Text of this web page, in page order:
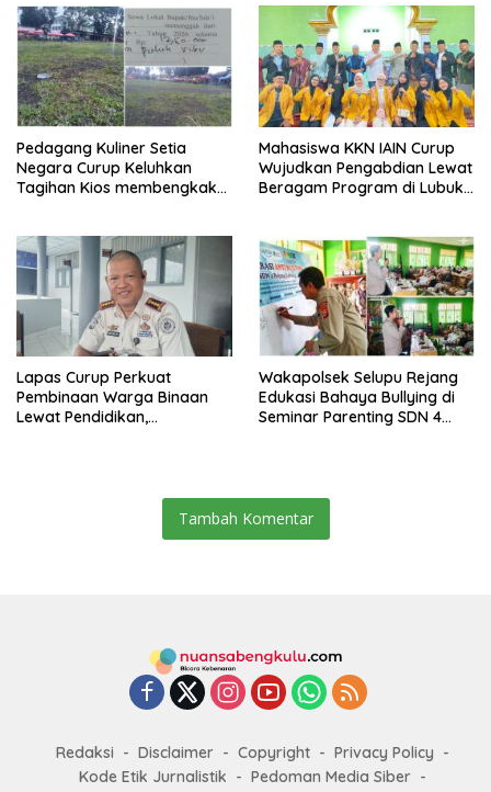
Pedagang Kuliner Setia
Negara Curup Keluhkan
Tagihan Kios membengkak
Mahasiswa KKN IAIN Curup
Wujudkan Pengabdian Lewat
Beragam Program di Lubuk
Lapas Curup Perkuat
Pembinaan Warga Binaan
Lewat Pendidikan,
Wakapolsek Selupu Rejang
Edukasi Bahaya Bullying di
Seminar Parenting SDN 4
Tambah Komentar
Redaksi Disclaimer Copyright
Privacy Policy
Kode Etik Jurnalistik
Pedoman Media Siber